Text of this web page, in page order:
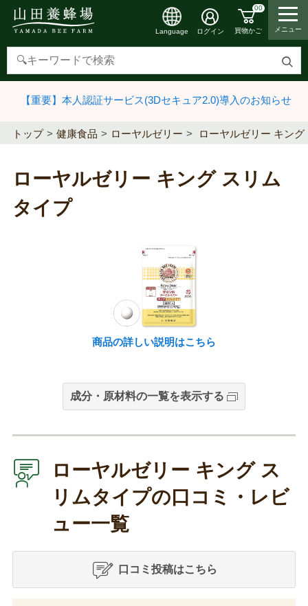
検
す
Language ログイン
00
買物かご メニュー
【重要】本人認証サービス(3Dセキュア2.0)導入のお知らせ
トップ 健康食品 ローヤルゼリー ローヤルゼリー キン
ローヤルゼリー キング スリム
タイプ
商品の詳しい説明はこちら
成分・原材料の一覧を表示する
ローヤルゼリー キング ス
リムタイプの口コミ・レビ
ュー一覧
口コミ投稿はこちら